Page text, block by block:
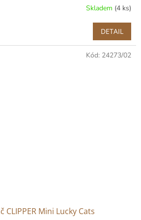
Skladem (4 ks)
DETAIL
CLIPPER Mini Lucky Cats
Kód: 24273/02